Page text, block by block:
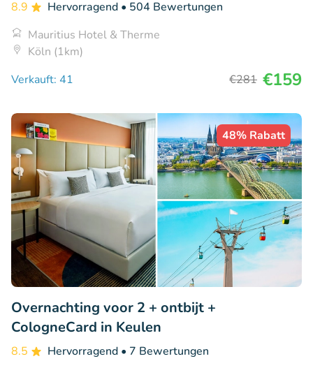
8.9 Hervorragend • 504 Bewertungen
Mauritius Hotel & Therme
Köln (1km)
Verkauft: 41
€281 €159
48% Rabatt
Overnachting voor 2 + ontbijt +
CologneCard in Keulen
8.5 Hervorragend • 7 Bewertungen